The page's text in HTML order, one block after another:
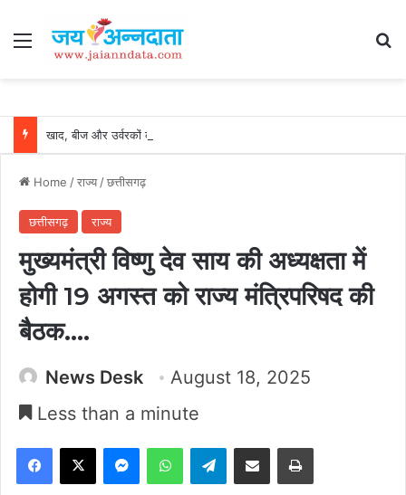
Menu
Home /राज्य/छत्तीसगढ़
छत्तीसगढ़ राज्य
मुख्यमंत्री विष्णु देव साय की अध्यक्षता में
होगी 19 अगस्त को राज्य मंत्रिपरिषद की
बैठक….
News Desk
August 18, 2025
Less than a minute
Facebook
X MessengerWhatsAppTelegramShare via Email Print